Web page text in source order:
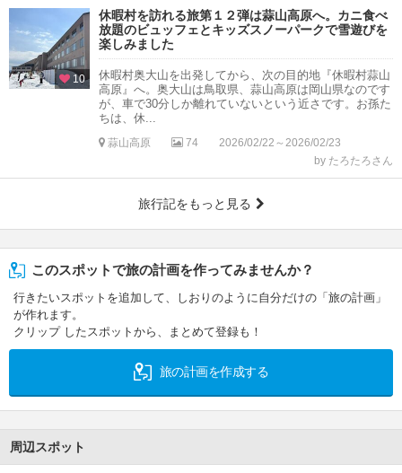
10
休暇村を訪れる旅第１２弾は蒜山高原へ。カニ食べ
放題のビュッフェとキッズスノーパークで雪遊びを
楽しみました
休暇村奥大山を出発してから、次の目的地『休暇村蒜山
高原』へ。奥大山は鳥取県、蒜山高原は岡山県なのです
が、車で30分しか離れていないという近さです。お孫た
ちは、休...
蒜山高原 74
2026/02/22～2026/02/23
by たろたろさん
旅行記をもっと見る
このスポットで旅の計画を作ってみませんか？
行きたいスポットを追加して、しおりのように自分だけの「旅の計画」
が作れます。
クリップ したスポットから、まとめて登録も！
旅の計画を作成する
周辺スポット